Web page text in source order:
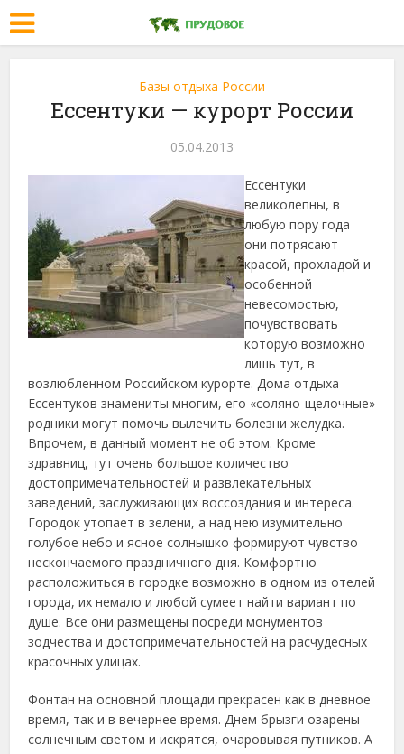
Базы отдыха России
Ессентуки — курорт России
05.04.2013
Ессентуки
великолепны, в
любую пору года
они потрясают
красой, прохладой и
особенной
невесомостью,
почувствовать
которую возможно
лишь тут, в
возлюбленном Российском курорте.Дома отдыха
Ессентуков знамениты многим, его «соляно-щелочные»
родники могут помочь вылечить болезни желудка.
Впрочем, в данный момент не об этом. Кроме
здравниц, тут очень большое количество
достопримечательностей и развлекательных
заведений, заслуживающих воссоздания и интереса.
Городок утопает в зелени, а над нею изумительно
голубое небо и ясное солнышко формируют чувство
нескончаемого праздничного дня. Комфортно
расположиться в городке возможно в одном из отелей
города, их немало и любой сумеет найти вариант по
душе. Все они размещены посреди монументов
зодчества и достопримечательностей на расчудесных
красочных улицах.
Фонтан на основной площади прекрасен как в дневное
время, так и в вечернее время. Днем брызги озарены
солнечным светом и искрятся, очаровывая путников. А